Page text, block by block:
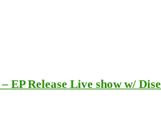
EP Release Live show w/